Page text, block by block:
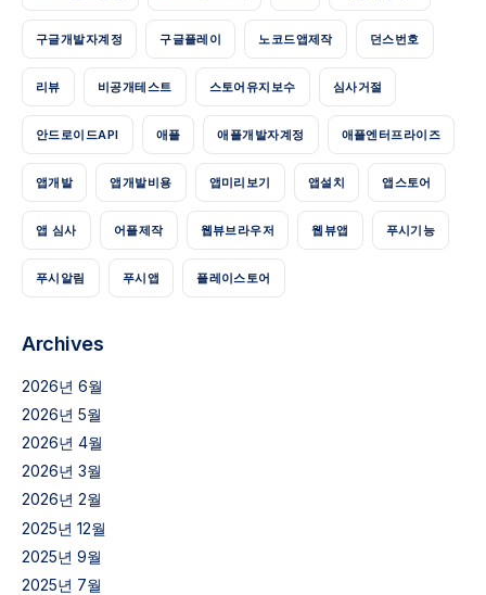
구글개발자계정 구글플레이 노코드앱제작 던스번호
리뷰 비공개테스트 스토어유지보수 심사거절
안드로이드API 애플 애플개발자계정 애플엔터프라이즈
앱개발 앱개발비용 앱미리보기 앱설치 앱스토어
앱 심사 어플제작 웹뷰브라우저 웹뷰앱 푸시기능
푸시알림 푸시앱 플레이스토어
Archives
2026년 6월
2026년 5월
2026년 4월
2026년 3월
2026년 2월
2025년 12월
2025년 9월
2025년 7월